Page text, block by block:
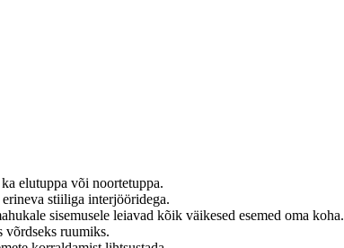
elutuppa või noortetuppa.
stiiliga interjööridega.
sisemusele leiavad kõik väikesed esemed oma koha.
võrdseks ruumiks.